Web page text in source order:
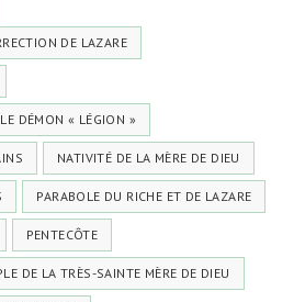
DE LAZARE
DÉMON « LÉGION »
NATIVITÉ DE LA MÈRE DE DIEU
PARABOLE DU RICHE ET DE LAZARE
PENTECÔTE
DE LA TRÈS-SAINTE MÈRE DE DIEU